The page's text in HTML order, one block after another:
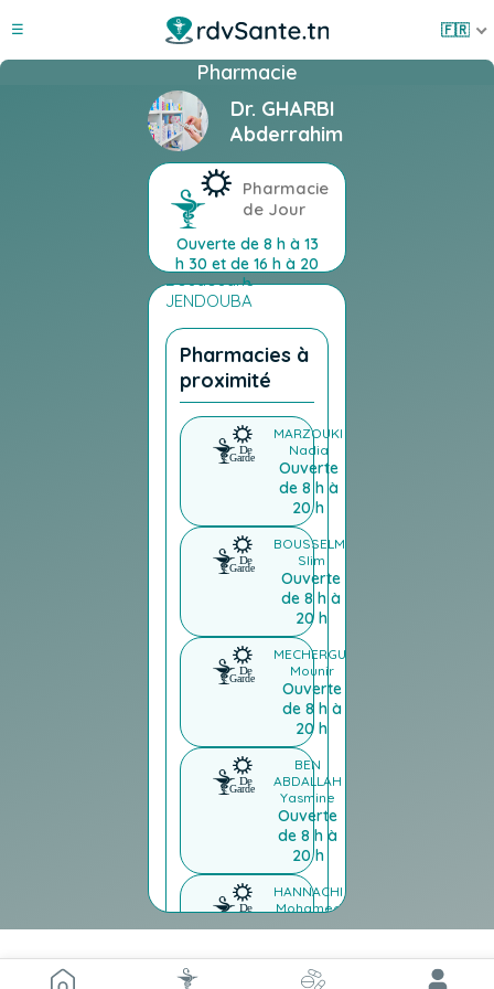
☰
Pharmacie
Dr. GHARBI
Abderrahim
Pharmacie
de Jour
Ouverte de 8 h à 13
h 30 et de 16 h à 20
h
Désolé mais nous
n'avons pas une
localisation précise
de la Pharmacie Dr.
GHARBI Abderrahim
Balta Balta
Bouaouane
JENDOUBA
Pharmacies à
proximité
MARZOUKI
Nadia
Ouverte
de 8 h à
20 h
BOUSSELMI
Slim
Ouverte
de 8 h à
20 h
MECHERGUI
Mounir
Ouverte
de 8 h à
20 h
BEN
ABDALLAH
Yasmine
Ouverte
de 8 h à
20 h
HANNACHI
Mohamed
de 8 h à
20 h